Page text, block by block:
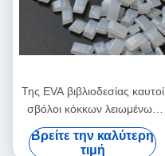
Της EVA βιβλιοδεσίας καυτοί
σβόλοι κόκκων λειωμένων
μετάλλων συγκολλητικοί
διαφανείς άσπροι
Βρείτε την καλύτερη
τιμή